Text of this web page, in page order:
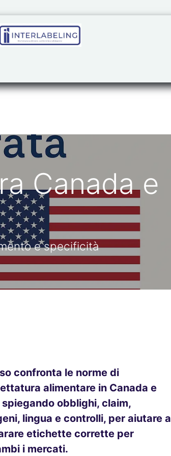
Canada e
e specificità
confronta le norme di
alimentare in Canada e
spiegando obblighi, claim,
lingua e controlli, per aiutare a
etichette corrette per
i mercati.